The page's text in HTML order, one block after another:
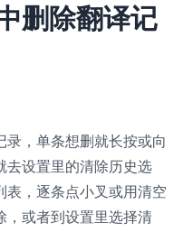
删除翻译记
，单条想删就长按或向
去设置里的清除历史选
表，逐条点小叉或用清空
，或者到设置里选择清